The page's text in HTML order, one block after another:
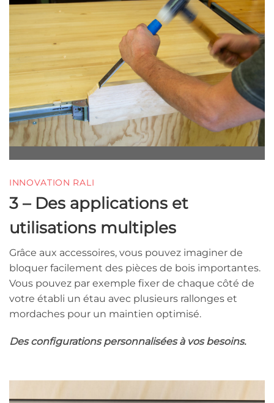
INNOVATION RALI
3 – Des applications et
utilisations multiples
Grâce aux accessoires, vous pouvez imaginer de
bloquer facilement des pièces de bois importantes.
Vous pouvez par exemple fixer de chaque côté de
votre établi un étau avec plusieurs rallonges et
mordaches pour un maintien optimisé.
Des configurations personnalisées à vos besoins.